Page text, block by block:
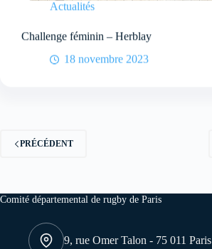
Actualités
Challenge féminin – Herblay
18 novembre 2023
PRÉCÉDENT
Comité départemental de rugby de Paris
9, rue Omer Talon - 75 011 Paris